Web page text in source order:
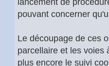
pouvant concerner
Le découpage de ces
parcellaire et les voies
plus encore le suivi